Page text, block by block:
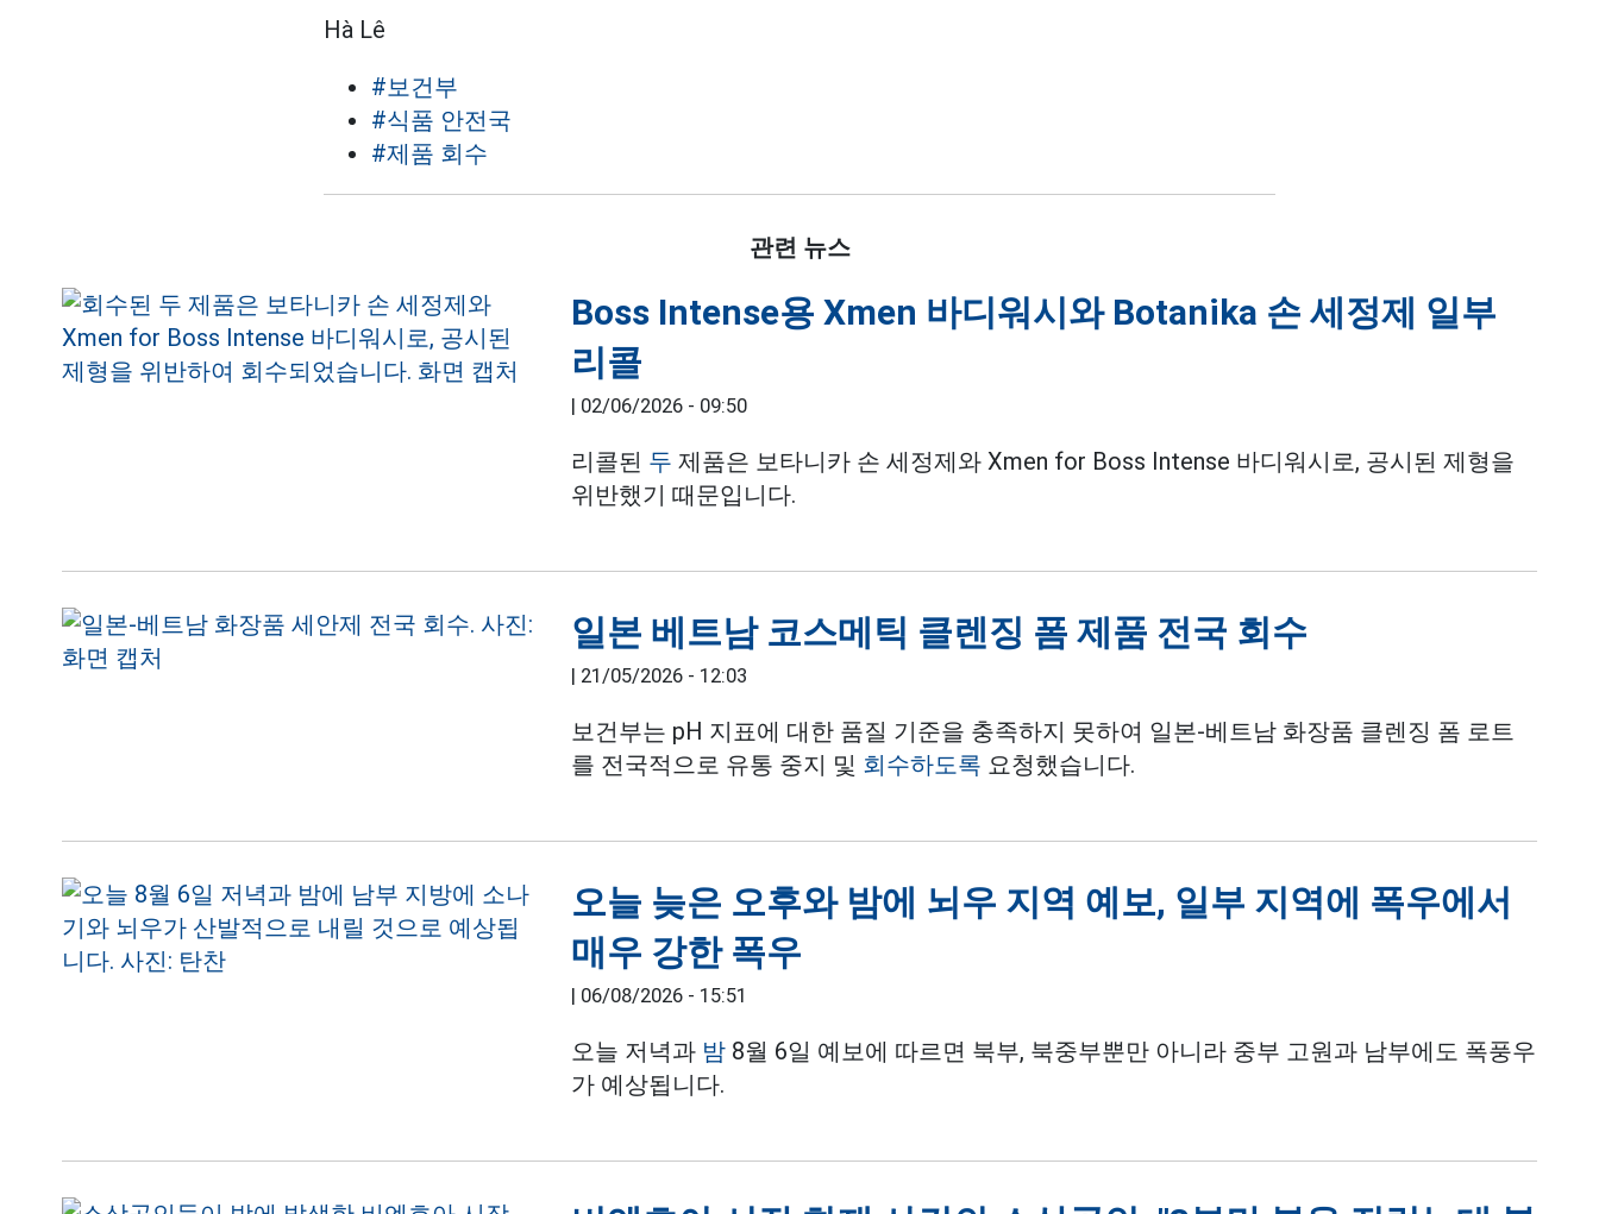
Hà Lê
#보건부
#식품 안전국
#제품 회수
관련 뉴스
Boss Intense용 Xmen 바디워시와 Botanika 손 세정제 일부
리콜
| 02/06/2026 - 09:50
리콜된 두 제품은 보타니카 손 세정제와 Xmen for Boss Intense 바디워시로, 공시된 제형을
위반했기 때문입니다.
일본 베트남 코스메틱 클렌징 폼 제품 전국 회수
| 21/05/2026 - 12:03
보건부는 pH 지표에 대한 품질 기준을 충족하지 못하여 일본-베트남 화장품 클렌징 폼 로트
를 전국적으로 유통 중지 및 회수하도록 요청했습니다.
오늘 늦은 오후와 밤에 뇌우 지역 예보, 일부 지역에 폭우에서
매우 강한 폭우
| 06/08/2026 - 15:51
오늘 저녁과 밤 8월 6일 예보에 따르면 북부, 북중부뿐만 아니라 중부 고원과 남부에도 폭풍우
가 예상됩니다.